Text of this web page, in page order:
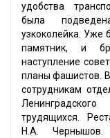
удобства
была
узкоколейка. Уже
памятник, и
наступление
планы фашистов.
сотрудникам
трудящихся.
Н.А.